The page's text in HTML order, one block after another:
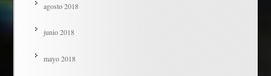
agosto 2018
junio 2018
mayo 2018